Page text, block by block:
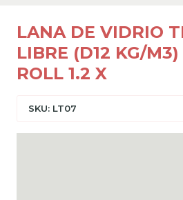
LANA DE VIDRIO
LIBRE (D12 KG/
ROLL 1.2 X
SKU: LT07